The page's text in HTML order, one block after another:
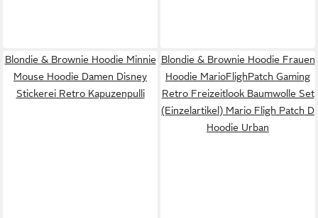
Blondie & Brownie Hoodie Minnie
Mouse Hoodie Damen Disney
Stickerei Retro Kapuzenpulli
Blondie & Brownie Hoodie Frauen
Hoodie MarioFlighPatch Gaming
Retro Freizeitlook Baumwolle Set
(Einzelartikel) Mario Fligh Patch D
Hoodie Urban